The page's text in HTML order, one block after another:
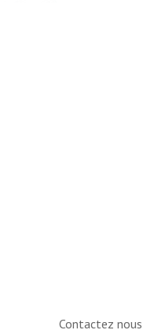
Contactez nous